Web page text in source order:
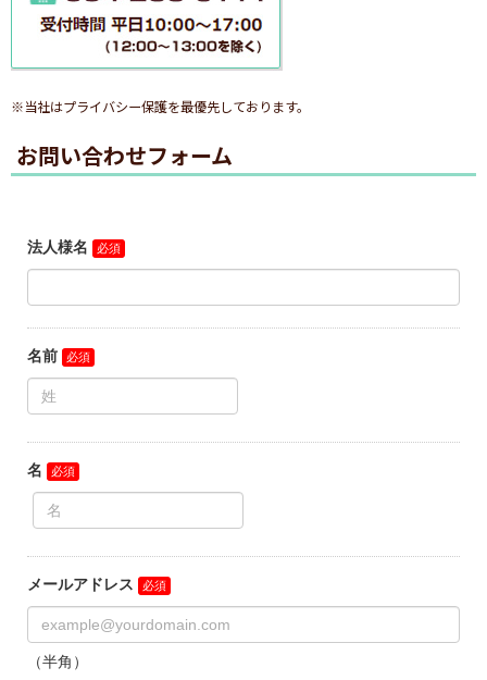
※当社はプライバシー保護を最優先しております。
お問い合わせフォーム